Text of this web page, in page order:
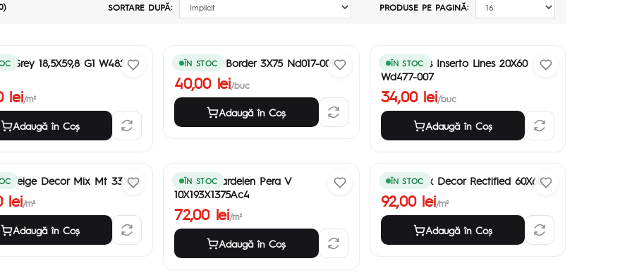
SORTARE DUPĂ: PRODUSE PE PAGINĂ:
Grey 18,5X59,8 G1 W482-
lei/m²
Adaugă în Coş
ÎN STOC
Glass Red Border 3X75 Nd017-001
40,00 lei/buc
Adaugă în Coş
ÎN STOC
Snowdrops Inserto Lines 20X60
Wd477-007
34,00 lei/buc
Adaugă în Coş
Beige Decor Mix Mt 33X90
lei/m²
Adaugă în Coş
ÎN STOC
Parchet Kardelen Pera V
10X193X1375Ac4
72,00 lei/m²
Adaugă în Coş
ÎN STOC
Daria Mink Decor Rectified 60X60
92,00 lei/m²
Adaugă în Coş